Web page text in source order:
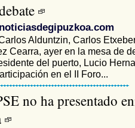
Alduntzin, Carlos
Cearra, ayer en la mesa de
del puerto, Lucio
en el II Foro...
no ha presentado